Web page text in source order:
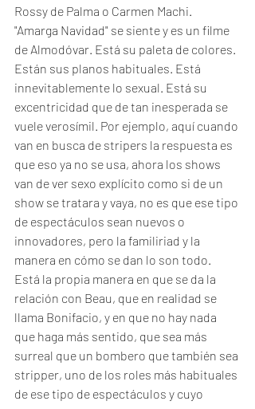
Rossy de Palma o Carmen Machi.
"Amarga Navidad" se siente y es un filme
de Almodóvar. Está su paleta de colores.
Están sus planos habituales. Está
innevitablemente lo sexual. Está su
excentricidad que de tan inesperada se
vuele verosímil. Por ejemplo, aquí cuando
van en busca de stripers la respuesta es
que eso ya no se usa, ahora los shows
van de ver sexo explícito como si de un
show se tratara y vaya, no es que ese tipo
de espectáculos sean nuevos o
innovadores, pero la familiriad y la
manera en cómo se dan lo son todo.
Está la propia manera en que se da la
relación con Beau, que en realidad se
llama Bonifacio, y en que no hay nada
que haga más sentido, que sea más
surreal que un bombero que también sea
stripper, uno de los roles más habituales
de ese tipo de espectáculos y cuyo